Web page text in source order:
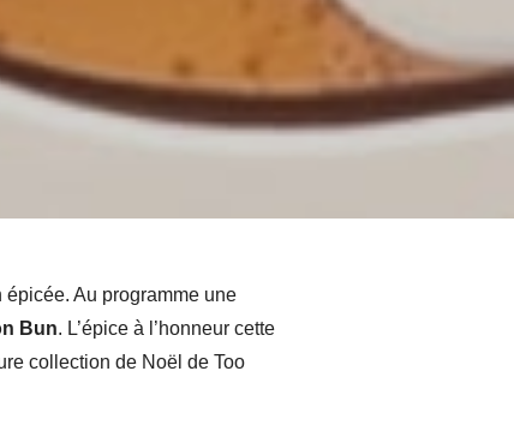
épicée. Au programme une
Bun. L’épice à l’honneur cette
collection de Noël de Too